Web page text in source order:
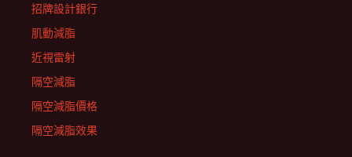
招牌設計銀行
肌動減脂
近視雷射
隔空減脂
隔空減脂價格
隔空減脂效果